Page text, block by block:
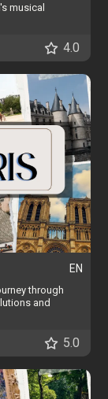
musical
4.0
EN
through
and
5.0